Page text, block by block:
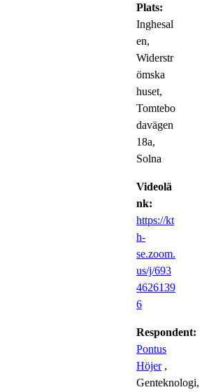
Plats:
Inghesal
en,
Widerstr
ömska
huset,
Tomtebo
davägen
18a,
Solna
Videolä
nk:
https://kt
h-
se.zoom.
us/j/693
4626139
6
Respondent:
Pontus
Höjer ,
Genteknologi,